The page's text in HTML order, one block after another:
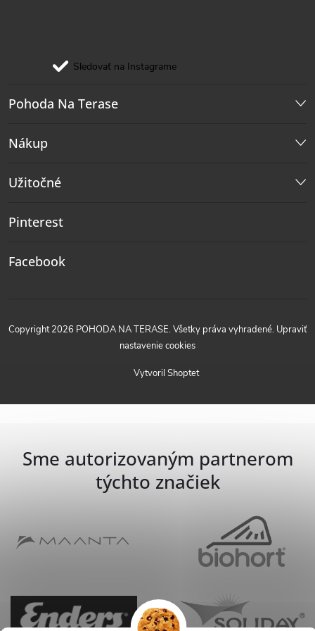
Sledovať na Instagrame
Pohoda Na Terase
Nákup
Užitočné
Pinterest
Facebook
Vytvoril Shoptet
Copyright 2026 POHODA NA TERASE. Všetky práva vyhradené. Upraviť
nastavenie cookies
Sme autorizovaným partnerom
týchto značiek